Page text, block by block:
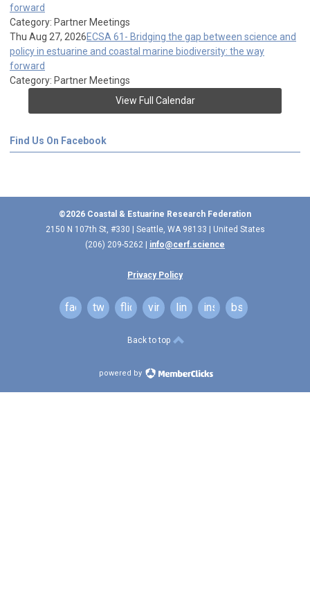
forward
Category: Partner Meetings
Thu Aug 27, 2026ECSA 61- Bridging the gap between science and
policy in estuarine and coastal marine biodiversity: the way
forward
Category: Partner Meetings
View Full Calendar
Find Us On Facebook
©2026 Coastal & Estuarine Research Federation
2150 N 107th St, #330 | Seattle, WA 98133 | United States
(206) 209-5262 | info@cerf.science
Privacy Policy
facebooktwitterflickr vimeo linkedininstagram
bsky
Back to top
powered by